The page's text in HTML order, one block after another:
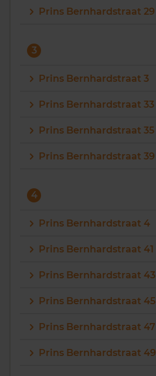
Prins Bernhardstraat 29
3
Prins Bernhardstraat 3
Prins Bernhardstraat 33
Prins Bernhardstraat 35
Prins Bernhardstraat 39
4
Prins Bernhardstraat 4
Prins Bernhardstraat 41
Prins Bernhardstraat 43
Prins Bernhardstraat 45
Prins Bernhardstraat 47
Prins Bernhardstraat 49